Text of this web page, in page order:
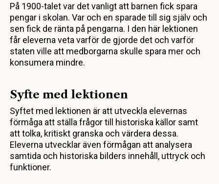
På 1900-talet var det vanligt att barnen fick spara
pengar i skolan. Var och en sparade till sig själv och
sen fick de ränta på pengarna. I den här lektionen
får eleverna veta varför de gjorde det och varför
staten ville att medborgarna skulle spara mer och
konsumera mindre.
Syfte med lektionen
Syftet med lektionen är att utveckla elevernas
förmåga att ställa frågor till historiska källor samt
att tolka, kritiskt granska och värdera dessa.
Eleverna utvecklar även förmågan att analysera
samtida och historiska bilders innehåll, uttryck och
funktioner.